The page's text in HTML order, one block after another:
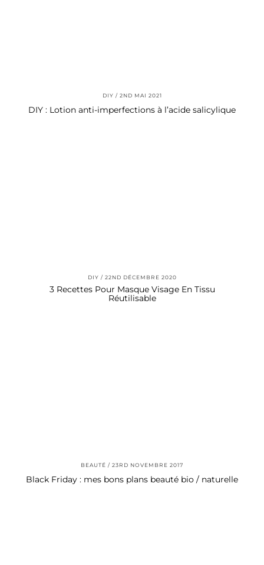
DIY 2ND MAI 2021
DIY : Lotion anti-imperfections à l’acide salicylique
DIY 22ND DÉCEMBRE 2020
3 Recettes Pour Masque Visage En Tissu
Réutilisable
BEAUTÉ 23RD NOVEMBRE 2017
Black Friday : mes bons plans beauté bio / naturelle